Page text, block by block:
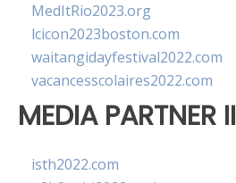
MedItRio2023.org
lcicon2023boston.com
waitangidayfestival2022.com
vacancesscolaires2022.com
MEDIA PARTNER II
isth2022.com